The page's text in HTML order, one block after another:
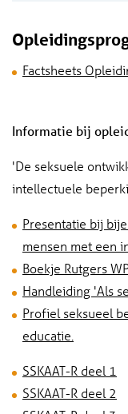
Factsheets
Informatie bij
'De seksuele
intellectuele
Presentatie bij
mensen met een
Boekje Rutgers
Handleiding 'Als
Profiel seksueel
educatie.
SSKAAT-R deel 1
SSKAAT-R deel 2